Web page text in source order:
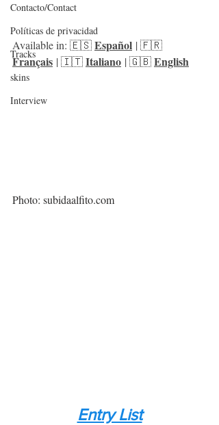
Contacto/Contact
Políticas de privacidad
Tracks
skins
Interview
Available in: 🇪🇸 Español | 🇫🇷
Français | 🇮🇹 Italiano | 🇬🇧 English
Photo: subidaalfito.com
Entry List